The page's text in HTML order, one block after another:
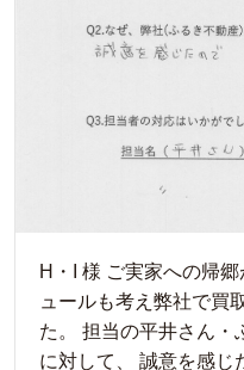
H・I 様 ご実家への帰
ュールも考え弊社で買
た。 担当の平井さん・
に対して、 誠意を感じ